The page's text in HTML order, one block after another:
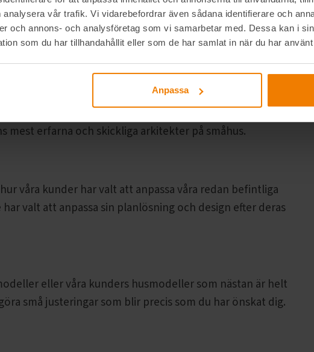
vår trafik. Vi vidarebefordrar även sådana identifierare och
och annons- och analysföretag som vi samarbetar med. Dessa kan i
som du har tillhandahållit eller som de har samlat in när du har
Anpassa
fritidshus, fjällstuga eller annan skräddarsydd
ditt drömhus. Du kan välja mellan följande
som har tagits fram av våra arkitekter och anpassats
mest erfarna och skickliga arkitekter på småhus.
våra kunder har valt att anpassa våra redan befintliga
valt att anpassa sin planlösning och design efter deras
eller våra kunders husmodeller som nästan är helt
små justeringar som blir precis som du har önskat dig.